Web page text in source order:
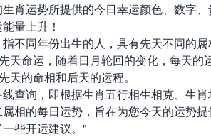
运势所提供的今日幸运颜色、数字、
量上升！
同年份出生的人，具有先天不同的属
天命运，随着日月轮回的变化，每天的
天的命相和后天的运程。
询，即根据生肖五行相生相克、生肖
相的每日运势，旨在为您今天的运势
些开运建议。"